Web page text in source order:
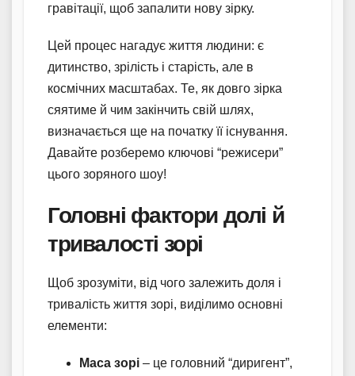
гравітації, щоб запалити нову зірку.
Цей процес нагадує життя людини: є
дитинство, зрілість і старість, але в
космічних масштабах. Те, як довго зірка
сяятиме й чим закінчить свій шлях,
визначається ще на початку її існування.
Давайте розберемо ключові “режисери”
цього зоряного шоу!
Головні фактори долі й
тривалості зорі
Щоб зрозуміти, від чого залежить доля і
тривалість життя зорі, виділимо основні
елементи:
Маса зорі – це головний “диригент”,